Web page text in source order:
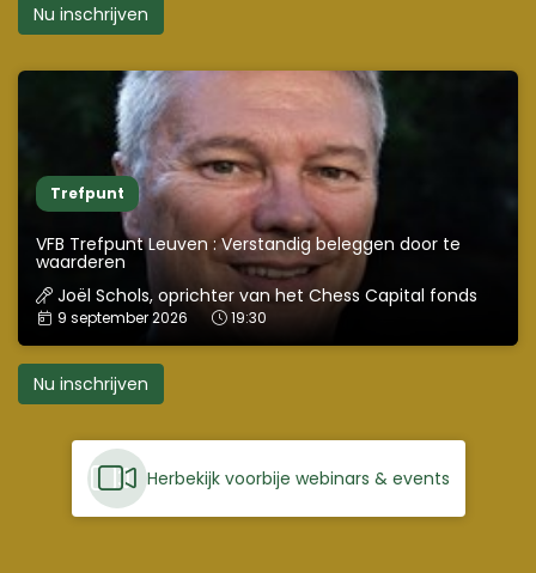
Nu inschrijven
Trefpunt
VFB Trefpunt Leuven : Verstandig beleggen door te
waarderen
Joël Schols, oprichter van het Chess Capital fonds
Datum:
9 september 2026 Tijd:
19:30
Nu inschrijven
Herbekijk voorbije webinars & events